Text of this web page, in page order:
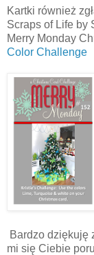
Kartki również
Scraps of Life by
Merry Monday
Color Challenge
Bardzo dziękuję
mi się Ciebie